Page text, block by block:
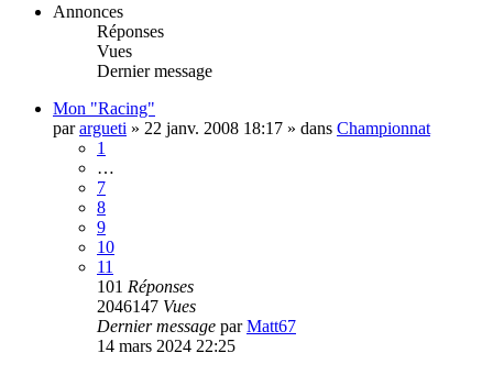
Annonces
Réponses
Vues
Dernier message
Mon "Racing"
parargueti » 22 janv. 2008 18:17 » dans Championnat
1
…
7
8
9
10
11
101 Réponses
2046147 Vues
Dernier message parMatt67
14 mars 2024 22:25